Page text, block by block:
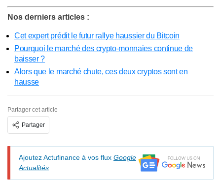
Nos derniers articles :
Cet expert prédit le futur rallye haussier du Bitcoin
Pourquoi le marché des crypto-monnaies continue de
baisser ?
Alors que le marché chute, ces deux cryptos sont en
hausse
Partager cet article
Partager
Ajoutez Actufinance à vos flux Google
Actualités